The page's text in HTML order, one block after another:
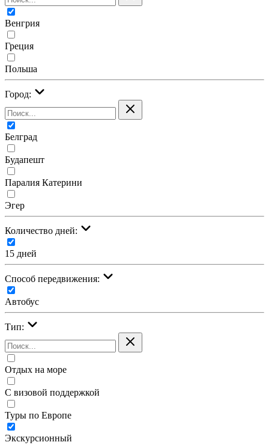
Венгрия
Греция
Польша
Город:
Белград
Будапешт
Паралия Катерини
Эгер
Количество дней:
15 дней
Cпособ передвижения:
Автобус
Тип:
Отдых на море
С визовой поддержкой
Туры по Европе
Экскурсионный